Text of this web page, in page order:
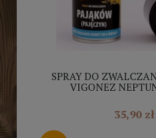
SPRAY DO
VIGONEZ
35,90 zł